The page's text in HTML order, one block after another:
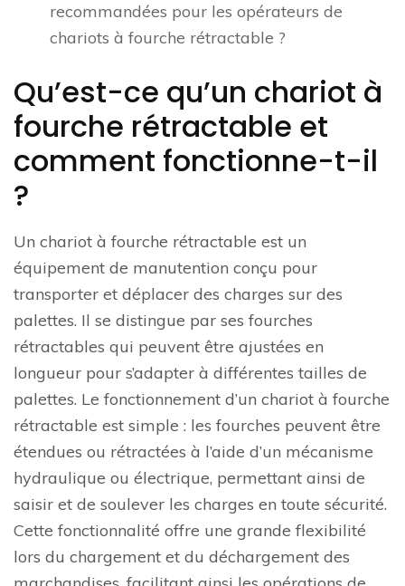
recommandées pour les opérateurs de
chariots à fourche rétractable ?
Qu’est-ce qu’un chariot à
fourche rétractable et
comment fonctionne-t-il
?
Un chariot à fourche rétractable est un
équipement de manutention conçu pour
transporter et déplacer des charges sur des
palettes. Il se distingue par ses fourches
rétractables qui peuvent être ajustées en
longueur pour s’adapter à différentes tailles de
palettes. Le fonctionnement d’un chariot à fourche
rétractable est simple : les fourches peuvent être
étendues ou rétractées à l’aide d’un mécanisme
hydraulique ou électrique, permettant ainsi de
saisir et de soulever les charges en toute sécurité.
Cette fonctionnalité offre une grande flexibilité
lors du chargement et du déchargement des